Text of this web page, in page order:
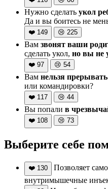
Нужно сделать укол
Да и вы боитесь не
❤️ 149 😢 225
Вам звонят ваши
сделать укол, но вы не
❤️ 97 😢 54
Вам нельзя
или командировки?
❤️ 117 😢 44
Вы попали в
❤️ 108 😢 73
Выберите себе
❤️ 130
Позволяет
внутримышечные